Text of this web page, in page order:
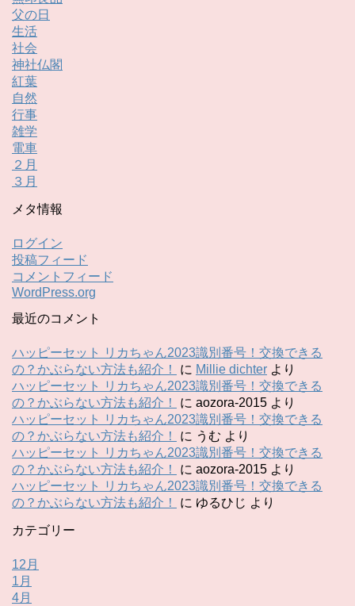
父の日
生活
社会
神社仏閣
紅葉
自然
行事
雑学
電車
２月
３月
メタ情報
ログイン
投稿フィード
コメントフィード
WordPress.org
最近のコメント
ハッピーセット リカちゃん2023識別番号！交換できる
の？かぶらない方法も紹介！
に Millie dichter より
ハッピーセット リカちゃん2023識別番号！交換できる
の？かぶらない方法も紹介！
に aozora-2015 より
ハッピーセット リカちゃん2023識別番号！交換できる
の？かぶらない方法も紹介！
に うむ より
ハッピーセット リカちゃん2023識別番号！交換できる
の？かぶらない方法も紹介！
に aozora-2015 より
ハッピーセット リカちゃん2023識別番号！交換できる
の？かぶらない方法も紹介！
に ゆるひじ より
カテゴリー
12月
1月
4月